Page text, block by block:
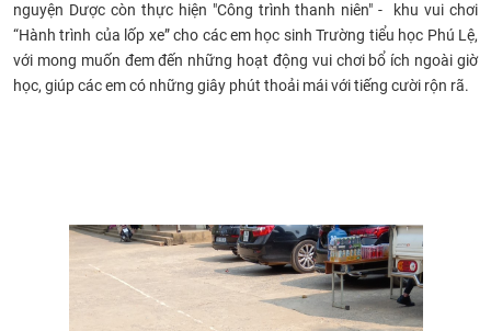
nguyện Dược còn thực hiện "Công trình thanh niên" - khu vui chơi
“Hành trình của lốp xe” cho các em học sinh Trường tiểu học Phú Lệ,
với mong muốn đem đến những hoạt động vui chơi bổ ích ngoài giờ
học, giúp các em có những giây phút thoải mái với tiếng cười rộn rã.